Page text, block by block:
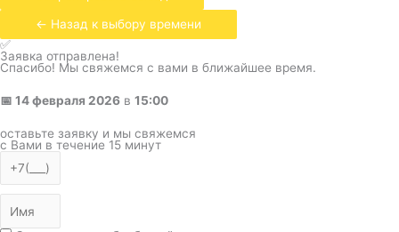
← Назад к выбору времени
✅
Заявка отправлена!
Спасибо! Мы свяжемся с вами в ближайшее время.
📅 14 февраля 2026 в 15:00
оставьте заявку и мы свяжемся
с Вами в течение 15 минут